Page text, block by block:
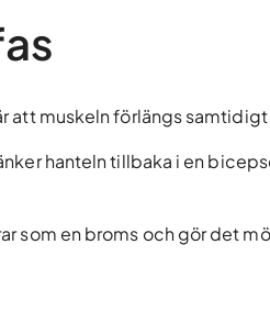
att muskeln förlängs
hanteln tillbaka i en
som en broms och gör det